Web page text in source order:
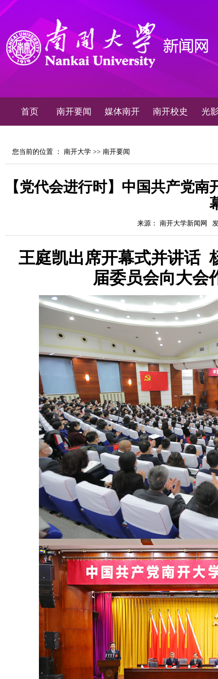
首页 南开要闻 媒体南开 南开校史 光
您当前的位置 ： 南开大学 >> 南开要闻
【党代会进行时】中国共产党
来源： 南开大学新闻网
王庭凯出席开幕式并讲话
届委员会向大会